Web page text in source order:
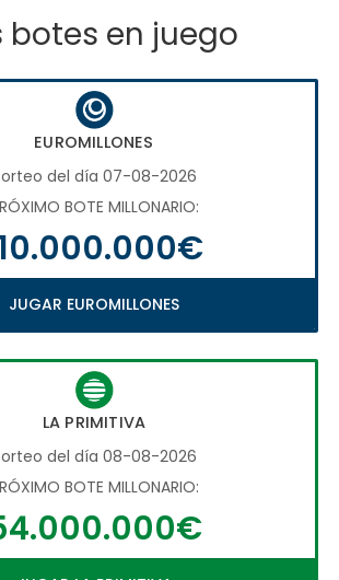
botes en juego
EUROMILLONES
del día 07-08-2026
BOTE MILLONARIO:
JUGAR EUROMILLONES
LA PRIMITIVA
del día 08-08-2026
BOTE MILLONARIO: